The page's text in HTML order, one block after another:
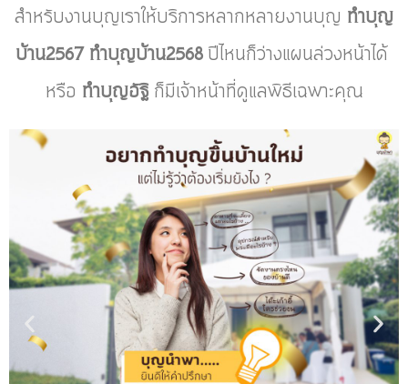
สำหรับงานบุญเราให้บริการหลากหลายงานบุญ ทำบุญ
บ้าน2567 ทำบุญบ้าน2568ปีไหนก็ว่างแผนล่วงหน้าได้
หรือ ทำบุญอัฐิก็มีเจ้าหน้าที่ดูแลพิธีเฉพาะคุณ